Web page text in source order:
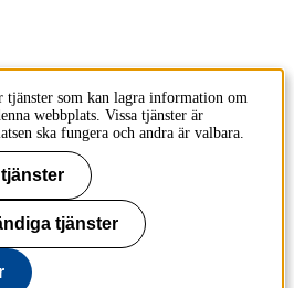
tjänster som kan lagra information om
webbplats. Vissa tjänster är
ska fungera och andra är valbara.
tjänster